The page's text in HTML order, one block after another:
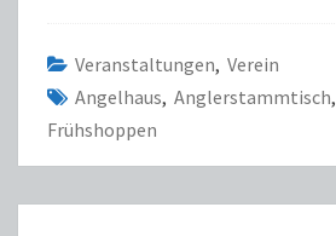
Veranstaltungen, Verein
Angelhaus, Anglerstammtisch,
Frühshoppen